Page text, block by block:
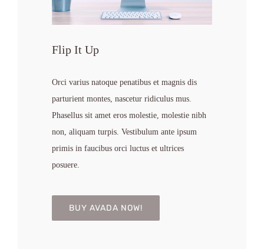
Flip It Up
Orci varius natoque penatibus et magnis dis
parturient montes, nascetur ridiculus mus.
Phasellus sit amet eros molestie, molestie nibh
non, aliquam turpis. Vestibulum ante ipsum
primis in faucibus orci luctus et ultrices
posuere.
BUY AVADA NOW!